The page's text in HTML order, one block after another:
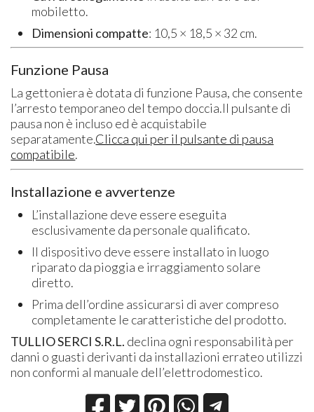
mobiletto.
Dimensioni compatte: 10,5 × 18,5 × 32 cm.
Funzione Pausa
La gettoniera è dotata di funzione Pausa, che consente
l’arresto temporaneo del tempo doccia.Il pulsante di
pausa non è incluso ed è acquistabile
separatamente.Clicca qui per il pulsante di pausa
compatibile.
Installazione e avvertenze
L’installazione deve essere eseguita
esclusivamente da personale qualificato.
Il dispositivo deve essere installato in luogo
riparato da pioggia e irraggiamento solare
diretto.
Prima dell’ordine assicurarsi di aver compreso
completamente le caratteristiche del prodotto.
TULLIO SERCI S.R.L. declina ogni responsabilità per
danni o guasti derivanti da installazioni errateo utilizzi
non conformi al manuale dell’elettrodomestico.